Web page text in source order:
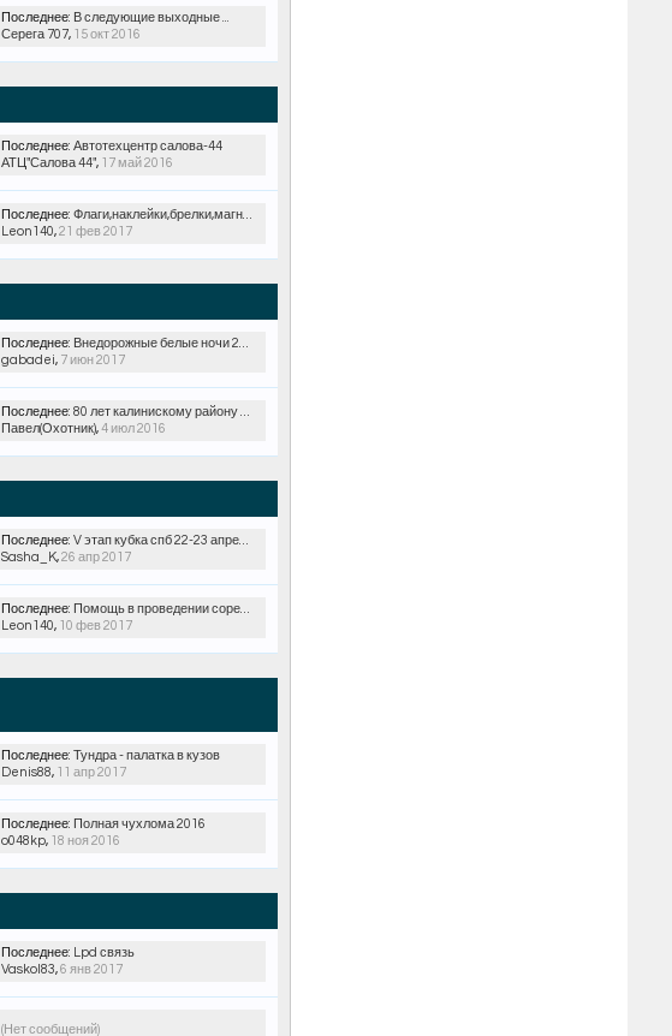
Последнее: В следующие выходные ...
Серега 707, 15 окт 2016
Последнее: Автотехцентр салова-44
АТЦ"Салова 44", 17 май 2016
Последнее: Флаги,наклейки,брелки,магниты.
Leon140,21 фев 2017
Последнее: Внедорожные белые ночи 2017
gabadei, 7 июн 2017
Последнее: 80 лет калинискому району санкт-петербурга
Павел(Охотник),4 июл 2016
Последнее: V этап кубка спб 22-23 апреля.2017 (двойной кураж)
Sasha_K,26 апр 2017
Последнее: Помощь в проведении соревнований
Leon140, 10 фев 2017
Последнее: Тундра - палатка в кузов
Denis88, 11 апр 2017
Последнее: Полная чухлома 2016
o048kp, 18 ноя 2016
Последнее:
Lpd связь
Vaskol83,6 янв 2017
(Нет сообщений)